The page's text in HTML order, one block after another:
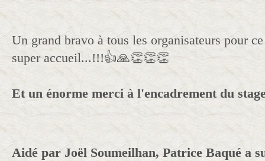
Un grand bravo à tous les organisateurs pour
super accueil...!!!👍🙏👏👏👏
Et un énorme merci à l'encadrement du
Aidé par Joël Soumeilhan, Patrice Baqué a